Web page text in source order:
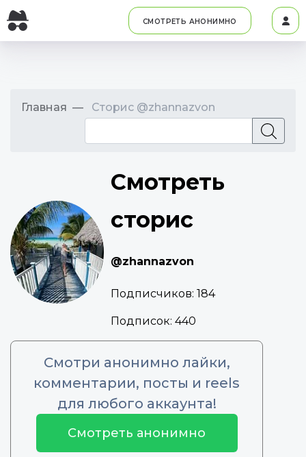
СМОТРЕТЬ АНОНИМНО
Главная Сторис @zhannazvon
Смотреть
сторис
@zhannazvon
Подписчиков: 184
Подписок: 440
Смотри анонимно лайки,
комментарии, посты и reels
для любого аккаунта!
Смотреть анонимно